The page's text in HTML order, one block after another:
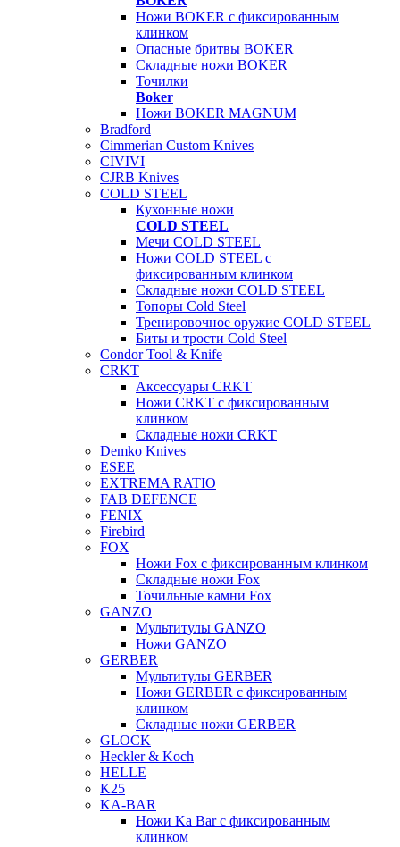
Ножи BOKER с фиксированным
клинком
Опасные бритвы BOKER
Складные ножи BOKER
Точилки
Boker
Ножи BOKER MAGNUM
Bradford
Cimmerian Custom Knives
CIVIVI
CJRB Knives
COLD STEEL
Кухонные ножи
COLD STEEL
Мечи COLD STEEL
Ножи COLD STEEL с
фиксированным клинком
Складные ножи COLD STEEL
Топоры Cold Steel
Тренировочное оружие COLD STEEL
Биты и трости Cold Steel
Condor Tool & Knife
CRKT
Аксессуары CRKT
Ножи CRKT с фиксированным
клинком
Складные ножи CRKT
Demko Knives
ESEE
EXTREMA RATIO
FAB DEFENCE
FENIX
Firebird
FOX
Ножи Fox с фиксированным клинком
Складные ножи Fox
Точильные камни Fox
GANZO
Мультитулы GANZO
Ножи GANZO
GERBER
Мультитулы GERBER
Ножи GERBER с фиксированным
клинком
Складные ножи GERBER
GLOCK
Heckler & Koch
HELLE
K25
KA-BAR
Ножи Ka Bar c фиксированным
клинком